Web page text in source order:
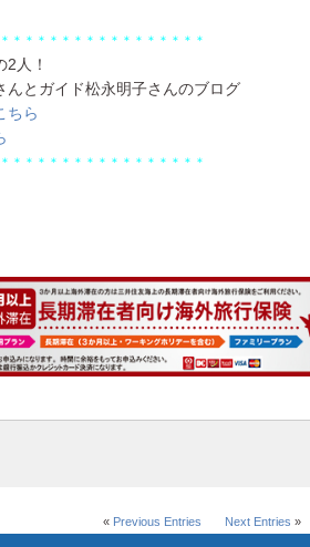
＊＊＊＊＊＊＊＊＊＊＊＊＊＊＊＊
人！
んとガイド松永明子さんのブログ
ちら
＊＊＊＊＊＊＊＊＊＊＊＊＊＊＊＊
« Previous Entries Next Entries »